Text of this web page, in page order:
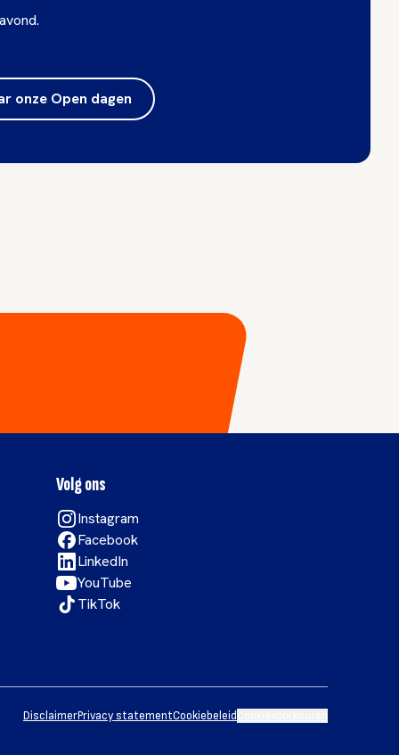
onze Open dagen
Volg ons
Instagram
Facebook
LinkedIn
YouTube
TikTok
DisclaimerPrivacy statementCookiebeleid